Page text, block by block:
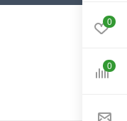
0
0